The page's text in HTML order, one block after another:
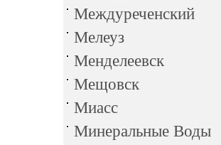
Междуреченский
Мелеуз
Менделеевск
Мещовск
Миасс
Минеральные Воды